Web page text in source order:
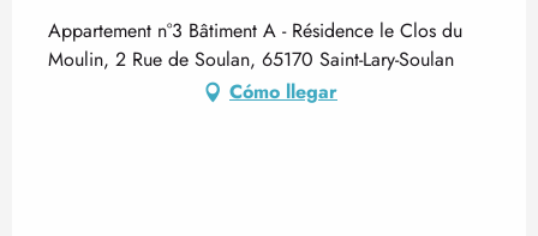
Appartement n°3 Bâtiment A - Résidence le Clos du
Moulin, 2 Rue de Soulan, 65170 Saint-Lary-Soulan
Cómo llegar